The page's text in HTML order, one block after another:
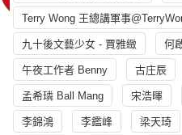
Terry Wong 王總講軍事
九十後文藝少女 - 賈雅緻 何
午夜工作者 Benny 古庄辰
孟希璘 Ball Mang 宋浩暉
李錦鴻 李鑑峰 梁天琦